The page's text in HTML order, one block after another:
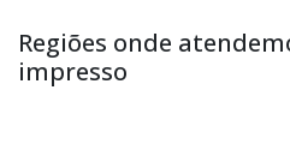
Regiões onde
impresso